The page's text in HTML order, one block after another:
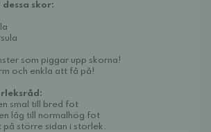
skor:
som piggar upp skorna!
och enkla att få på!
smal till bred fot
låg till normalhög fot
på större sidan i storlek.